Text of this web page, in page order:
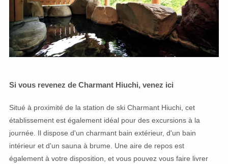
Si vous revenez de Charmant Hiuchi, venez ici
Situé à proximité de la station de ski Charmant Hiuchi, cet
établissement est également idéal pour des excursions à la
journée. Il dispose d'un charmant bain extérieur, d'un bain
intérieur et d'un sauna à brume. Une aire de repos est
également à votre disposition, et vous pouvez vous faire livrer